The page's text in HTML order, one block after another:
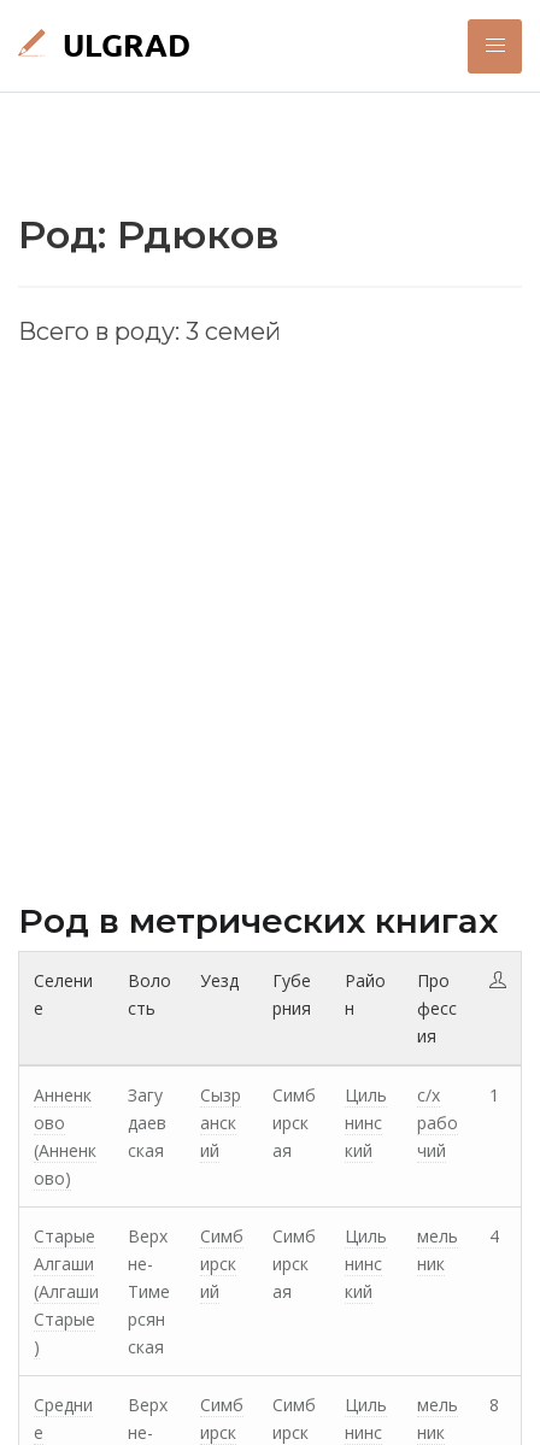
Род: Рдюков
Всего в роду: 3 семей
Род в метрических книгах
Селени
е
Воло
сть
Уезд
Губе
рния
Райо
н
Про
фесс
ия
Анненк
ово
(Анненк
ово)
Загу
даев
ская
Сызр
анск
ий
Симб
ирск
ая
Циль
нинс
кий
с/х
рабо
чий
1
Старые
Алгаши
(Алгаши
Старые
)
Верх
не-
Тиме
рсян
ская
Симб
ирск
ий
Симб
ирск
ая
Циль
нинс
кий
мель
ник
4
Средни
е
Верх
не-
Симб
ирск
Симб
ирск
Циль
нинс
мель
ник
8